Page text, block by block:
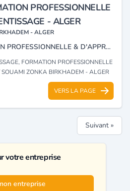
PROFESSIONNELLE
- ALGER
- ALGER
CENTRE DE FORMATION PROFESSIONNELLE & D'APPRENTISSAGE
FORMATION PROFESSIONNELLE
SOUAMI ZONKA BIRKHADEM - ALGER
VERS LA PAGE
Suivant »
votre entreprise
entreprise